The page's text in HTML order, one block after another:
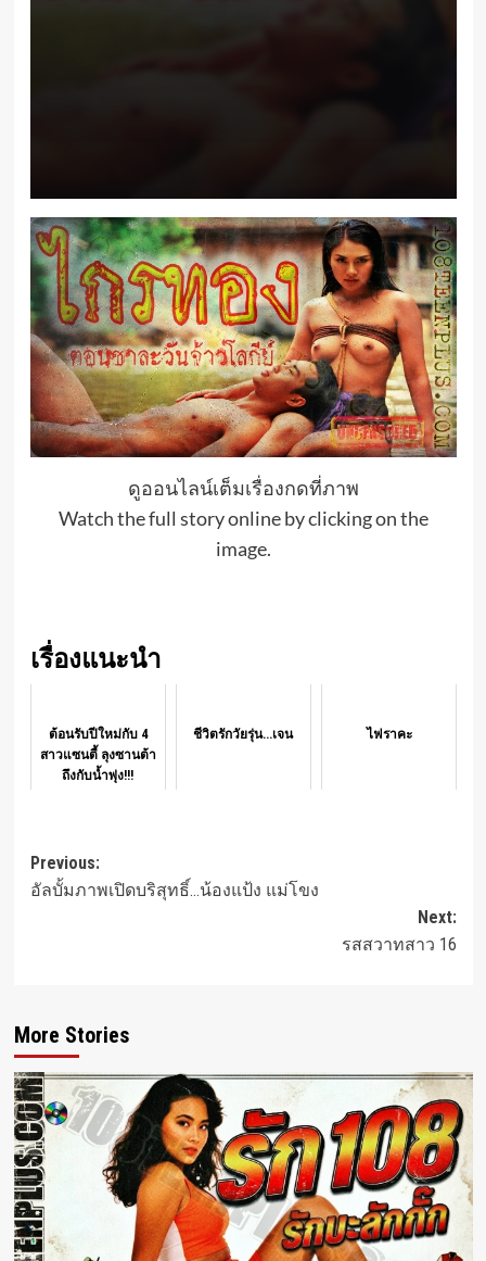
ดูออนไลน์เต็มเรื่องกดที่ภาพ
Watch the full story online by clicking on the
image.
เรื่องแนะนำ
ต้อนรับปีใหม่กับ 4
สาวแซนตี้ ลุงซานต้า
ถึงกับน้ำพุ่ง!!!
ชีวิตรักวัยรุ่น...เจน ไฟราคะ
Post
navigation
Previous:
อัลบั้มภาพเปิดบริสุทธิ์…น้องแป้ง แม่โขง
Next:
รสสวาทสาว 16
More Stories